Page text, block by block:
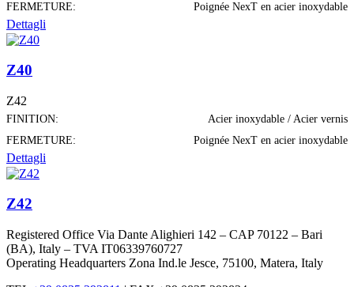
FERMETURE:
Poignée NexT en acier inoxydable
Dettagli
Z40
Z42
FINITION:
Acier inoxydable / Acier vernis
FERMETURE:
Poignée NexT en acier inoxydable
Dettagli
Z42
Registered Office Via Dante Alighieri 142 – CAP 70122 – Bari
(BA), Italy – TVA IT06339760727
Operating Headquarters Zona Ind.le Jesce, 75100, Matera, Italy